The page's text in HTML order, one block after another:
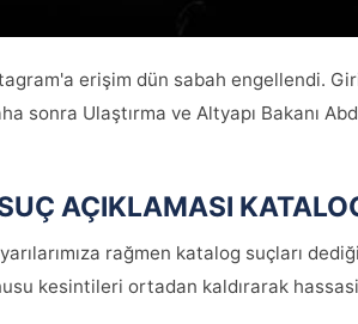
erişim dün sabah engellendi.
sonra Ulaştırma ve Altyapı Bakanı
AÇIKLAMASI
rağmen katalog suçları
kesintileri ortadan kaldırarak